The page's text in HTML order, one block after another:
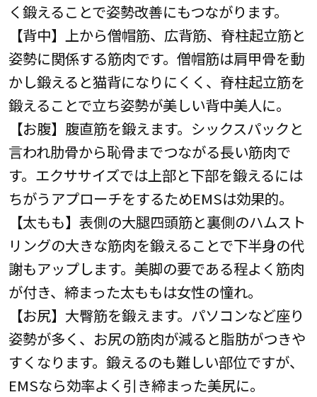
く鍛えることで姿勢改善にもつながります。
【背中】上から僧帽筋、広背筋、脊柱起立筋と
姿勢に関係する筋肉です。僧帽筋は肩甲骨を動
かし鍛えると猫背になりにくく、脊柱起立筋を
鍛えることで立ち姿勢が美しい背中美人に。
【お腹】腹直筋を鍛えます。シックスパックと
言われ肋骨から恥骨までつながる長い筋肉で
す。エクササイズでは上部と下部を鍛えるには
ちがうアプローチをするためEMSは効果的。
【太もも】表側の大腿四頭筋と裏側のハムスト
リングの大きな筋肉を鍛えることで下半身の代
謝もアップします。美脚の要である程よく筋肉
が付き、締まった太ももは女性の憧れ。
【お尻】大臀筋を鍛えます。パソコンなど座り
姿勢が多く、お尻の筋肉が減ると脂肪がつきや
すくなります。鍛えるのも難しい部位ですが、
EMSなら効率よく引き締まった美尻に。